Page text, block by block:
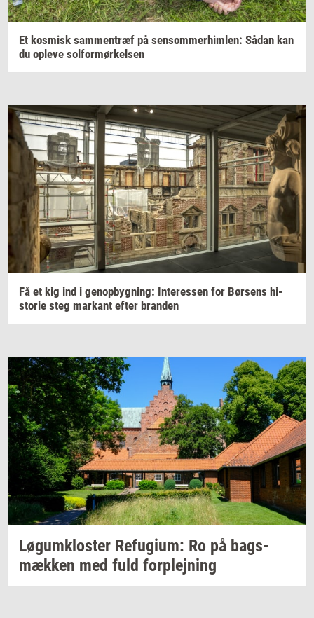
Et kos­misk sam­men­træf på sen­som­mer­him­len: Sådan kan
du op­le­ve sol­for­mør­kel­sen
Få et kig ind i genop­byg­ning: In­ter­es­sen for Bør­sens hi­
sto­rie steg mar­kant efter bran­den
Løgum­klo­ster Re­fu­gi­um: Ro på bags­
mæk­ken med fuld for­plej­ning